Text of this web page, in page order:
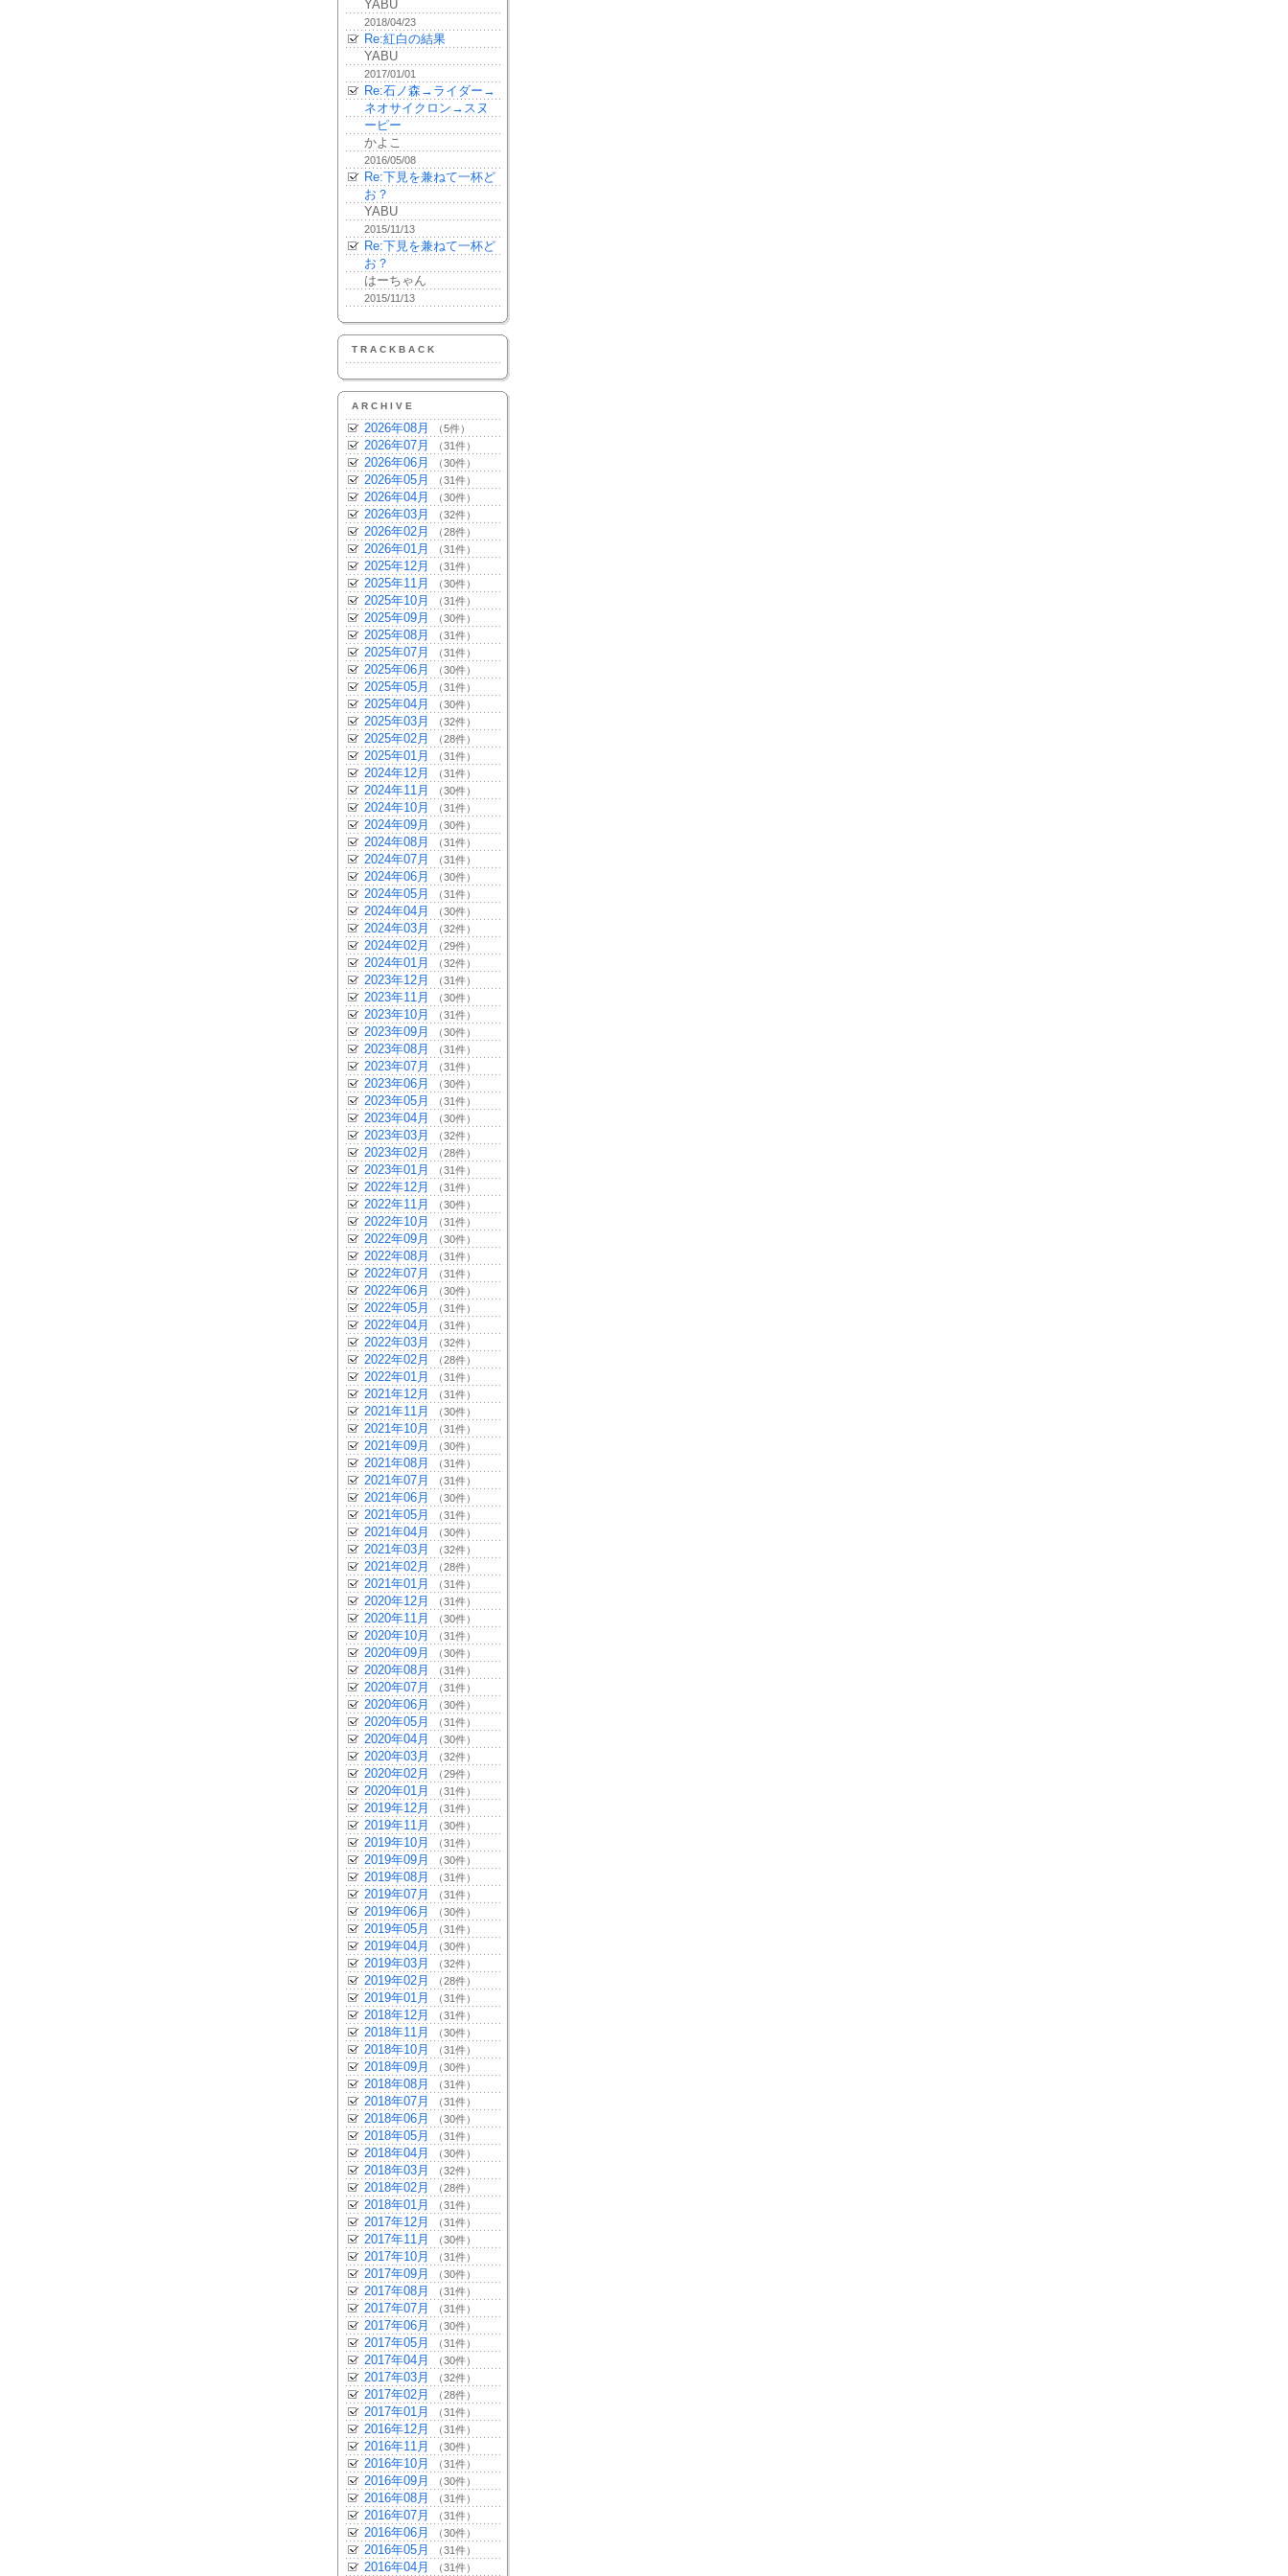
YABU
2018/04/23
Re:紅白の結果
YABU
2017/01/01
Re:石ノ森→ライダー→
ネオサイクロン→スヌ
ーピー
かよこ
2016/05/08
Re:下見を兼ねて一杯ど
お？
YABU
2015/11/13
Re:下見を兼ねて一杯ど
お？
はーちゃん
2015/11/13
TRACKBACK
ARCHIVE
2026年08月 （5件）
2026年07月 （31件）
2026年06月 （30件）
2026年05月 （31件）
2026年04月 （30件）
2026年03月 （32件）
2026年02月 （28件）
2026年01月 （31件）
2025年12月 （31件）
2025年11月 （30件）
2025年10月 （31件）
2025年09月 （30件）
2025年08月 （31件）
2025年07月 （31件）
2025年06月 （30件）
2025年05月 （31件）
2025年04月 （30件）
2025年03月 （32件）
2025年02月 （28件）
2025年01月 （31件）
2024年12月 （31件）
2024年11月 （30件）
2024年10月 （31件）
2024年09月 （30件）
2024年08月 （31件）
2024年07月 （31件）
2024年06月 （30件）
2024年05月 （31件）
2024年04月 （30件）
2024年03月 （32件）
2024年02月 （29件）
2024年01月 （32件）
2023年12月 （31件）
2023年11月 （30件）
2023年10月 （31件）
2023年09月 （30件）
2023年08月 （31件）
2023年07月 （31件）
2023年06月 （30件）
2023年05月 （31件）
2023年04月 （30件）
2023年03月 （32件）
2023年02月 （28件）
2023年01月 （31件）
2022年12月 （31件）
2022年11月 （30件）
2022年10月 （31件）
2022年09月 （30件）
2022年08月 （31件）
2022年07月 （31件）
2022年06月 （30件）
2022年05月 （31件）
2022年04月 （31件）
2022年03月 （32件）
2022年02月 （28件）
2022年01月 （31件）
2021年12月 （31件）
2021年11月 （30件）
2021年10月 （31件）
2021年09月 （30件）
2021年08月 （31件）
2021年07月 （31件）
2021年06月 （30件）
2021年05月 （31件）
2021年04月 （30件）
2021年03月 （32件）
2021年02月 （28件）
2021年01月 （31件）
2020年12月 （31件）
2020年11月 （30件）
2020年10月 （31件）
2020年09月 （30件）
2020年08月 （31件）
2020年07月 （31件）
2020年06月 （30件）
2020年05月 （31件）
2020年04月 （30件）
2020年03月 （32件）
2020年02月 （29件）
2020年01月 （31件）
2019年12月 （31件）
2019年11月 （30件）
2019年10月 （31件）
2019年09月 （30件）
2019年08月 （31件）
2019年07月 （31件）
2019年06月 （30件）
2019年05月 （31件）
2019年04月 （30件）
2019年03月 （32件）
2019年02月 （28件）
2019年01月 （31件）
2018年12月 （31件）
2018年11月 （30件）
2018年10月 （31件）
2018年09月 （30件）
2018年08月 （31件）
2018年07月 （31件）
2018年06月 （30件）
2018年05月 （31件）
2018年04月 （30件）
2018年03月 （32件）
2018年02月 （28件）
2018年01月 （31件）
2017年12月 （31件）
2017年11月 （30件）
2017年10月 （31件）
2017年09月 （30件）
2017年08月 （31件）
2017年07月 （31件）
2017年06月 （30件）
2017年05月 （31件）
2017年04月 （30件）
2017年03月 （32件）
2017年02月 （28件）
2017年01月 （31件）
2016年12月 （31件）
2016年11月 （30件）
2016年10月 （31件）
2016年09月 （30件）
2016年08月 （31件）
2016年07月 （31件）
2016年06月 （30件）
2016年05月 （31件）
2016年04月 （31件）